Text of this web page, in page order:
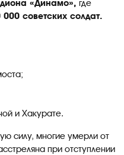
«Динамо», где
000 советских солдат.
и Хакурате.
силу, многие умерли от
при отступлении